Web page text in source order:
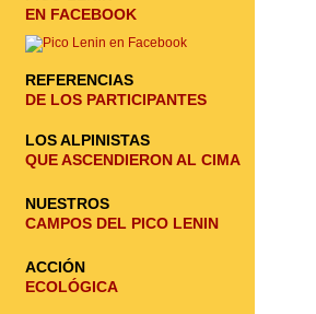
EN FACEBOOK
REFERENCIAS
DE LOS PARTICIPANTES
LOS ALPINISTAS
QUE ASCENDIERON AL CIMA
NUESTROS
CAMPOS DEL PICO LENIN
ACCIÓN
ECOLÓGICA